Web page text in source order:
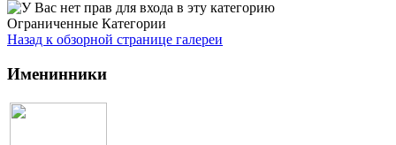
Ограниченные Категории
Назад к обзорной странице галереи
Именинники